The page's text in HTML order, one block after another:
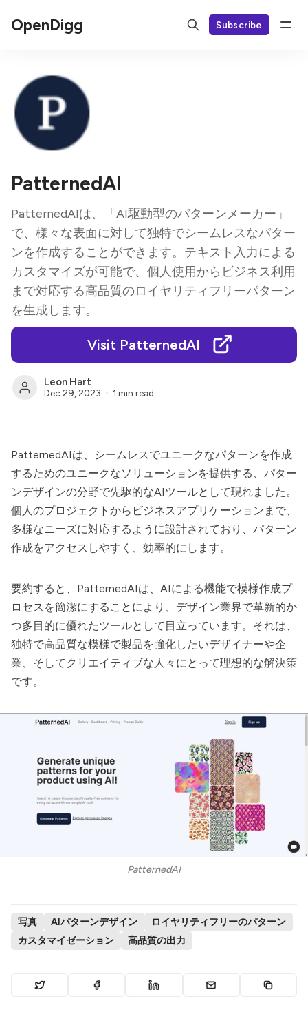
OpenDigg Subscribe
PatternedAI
PatternedAIは、「AI駆動型のパターンメーカー」
で、様々な表面に対して独特でシームレスなパター
ンを作成することができます。テキスト入力による
カスタマイズが可能で、個人使用からビジネス利用
まで対応する高品質のロイヤリティフリーパターン
を生成します。
Visit PatternedAI
Leon Hart
Dec 29, 2023 1 min read
PatternedAIは、シームレスでユニークなパターンを作成
するためのユニークなソリューションを提供する、パター
ンデザインの分野で先駆的なAIツールとして現れました。
個人のプロジェクトからビジネスアプリケーションまで、
多様なニーズに対応するように設計されており、パターン
作成をアクセスしやすく、効率的にします。
要約すると、 PatternedAIは、AIによる機能で模様作成プ
ロセスを簡潔にすることにより、デザイン業界で革新的か
つ多目的に優れたツールとして目立っています。それは、
独特で高品質な模様で製品を強化したいデザイナーや企
業、そしてクリエイティブな人々にとって理想的な解決策
です。
PatternedAI
写真 AIパターンデザイン
ロイヤリティフリーのパターン
カスタマイゼーション
高品質の出力